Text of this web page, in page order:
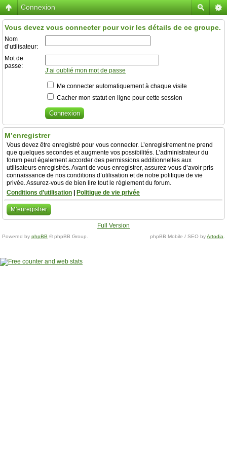
Connexion
Vous devez vous connecter pour voir les détails de ce groupe.
Nom
d’utilisateur:
Mot de
passe:
J’ai oublié mon mot de passe
Me connecter automatiquement à chaque visite
Cacher mon statut en ligne pour cette session
M’enregistrer
Vous devez être enregistré pour vous connecter. L’enregistrement ne prend
que quelques secondes et augmente vos possibilités. L’administrateur du
forum peut également accorder des permissions additionnelles aux
utilisateurs enregistrés. Avant de vous enregistrer, assurez-vous d’avoir pris
connaissance de nos conditions d’utilisation et de notre politique de vie
privée. Assurez-vous de bien lire tout le règlement du forum.
Conditions d’utilisation
Politique de vie privée
M’enregistrer
Full Version
Powered by phpBB © phpBB Group. phpBB Mobile / SEO byArtodia